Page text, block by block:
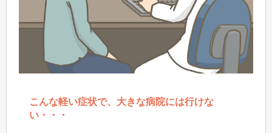
こんな軽い症状で、⼤きな病院には⾏けな
い・・・